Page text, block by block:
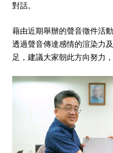
對話。
藉由近期舉辦的聲音徵件活
透過聲音傳達感情的渲染力
足，建議大家朝此方向努力